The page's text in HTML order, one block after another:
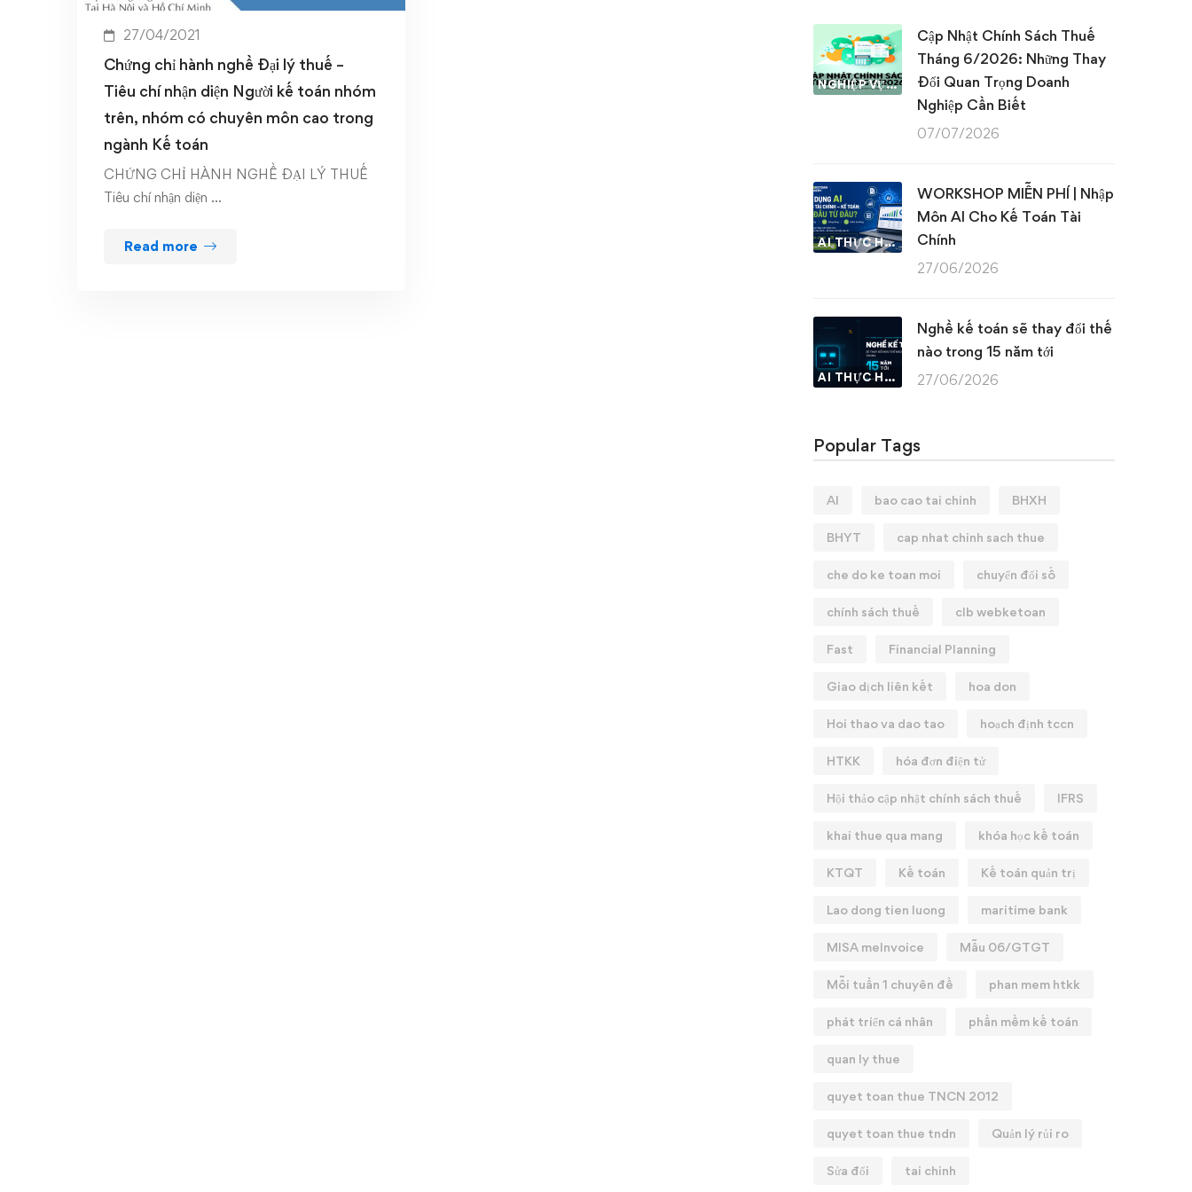
27/04/2021
Chứng chỉ hành nghề Đại lý thuế –
Tiêu chí nhận diện Người kế toán nhóm
trên, nhóm có chuyên môn cao trong
ngành Kế toán
CHỨNG CHỈ HÀNH NGHỀ ĐẠI LÝ THUẾ
Tiêu chí nhận diện …
Read more
NGHIỆP VỤ KẾ TOÁN & THUẾ
Cập Nhật Chính Sách Thuế
Tháng 6/2026: Những Thay
Đổi Quan Trọng Doanh
Nghiệp Cần Biết
07/07/2026
AI THỰC HÀNH
WORKSHOP MIỄN PHÍ | Nhập
Môn AI Cho Kế Toán Tài
Chính
27/06/2026
AI THỰC HÀNH
Nghề kế toán sẽ thay đổi thế
nào trong 15 năm tới
27/06/2026
Popular Tags
AI bao cao tai chinh BHXH
BHYT cap nhat chinh sach thue
che do ke toan moi chuyển đổi số
chính sách thuế clb webketoan
Fast Financial Planning
Giao dịch liên kết hoa don
Hoi thao va dao tao hoạch định tccn
HTKK hóa đơn điện tử
Hội thảo cập nhật chính sách thuế IFRS
khai thue qua mang khóa học kế toán
KTQT Kế toán Kế toán quản trị
Lao dong tien luong maritime bank
MISA meInvoice Mẫu 06/GTGT
Mỗi tuần 1 chuyên đề phan mem htkk
phát triển cá nhân phần mềm kế toán
quan ly thue
quyet toan thue TNCN 2012
quyet toan thue tndn Quản lý rủi ro
Sửa đổi tai chinh